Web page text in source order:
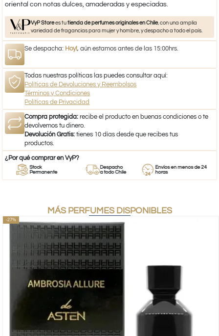
oriental con notas dulces, amaderadas y especiadas.
VyP Storees tutienda de perfumes originales en Chile, con una amplia
variedad de fragancias para mujer y hombre, y despacho a todo el país.
Se despacha: Hoy!, aún estamos antes de las 15:00hrs.
Todas nuestras políticas las puedes consultar aquí:
Políticas de Devoluciones y Reembolsos
Términos y Condiciones
Políticas de Privacidad
Compra protegida: recibe el producto en buenas condiciones o te
devolvemos tu dinero.
Devolución Gratis: tienes 10 días desde que recibes tus
productos.
¿Por qué comprar en VyP?
Stock
Permanente
Despacho
a todo Chile
Envíos en menos de 24
horas
MÁS PERFUMES DISPONIBLES
-27%